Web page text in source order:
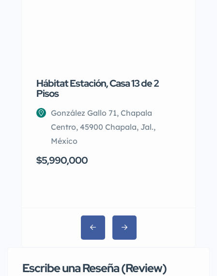
Hábitat Estación, Casa 13 de 2
Pisos
González Gallo 71, Chapala
Centro, 45900 Chapala, Jal.,
México
$5,990,000
Escribe una Reseña (Review)